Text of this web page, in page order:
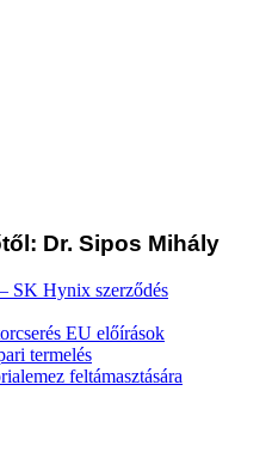
Dr. Sipos Mihály
SK Hynix szerződés
EU előírások
termelés
feltámasztására